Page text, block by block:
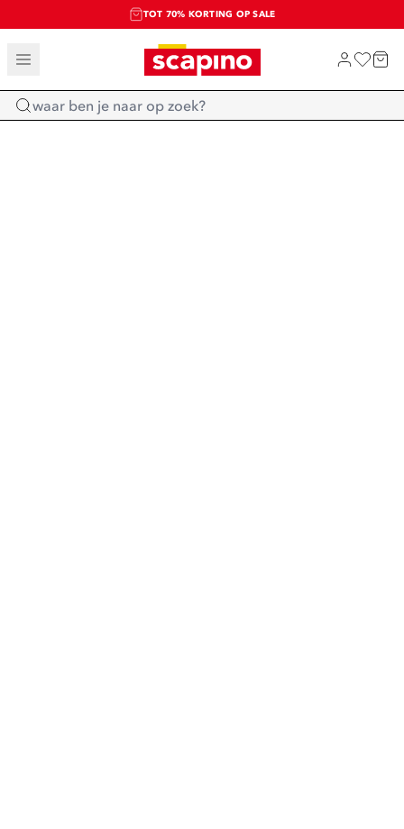
TOT 70% KORTING OP SALE
SALE: LAATSTE KANS!
SHOP NIEUW
Home